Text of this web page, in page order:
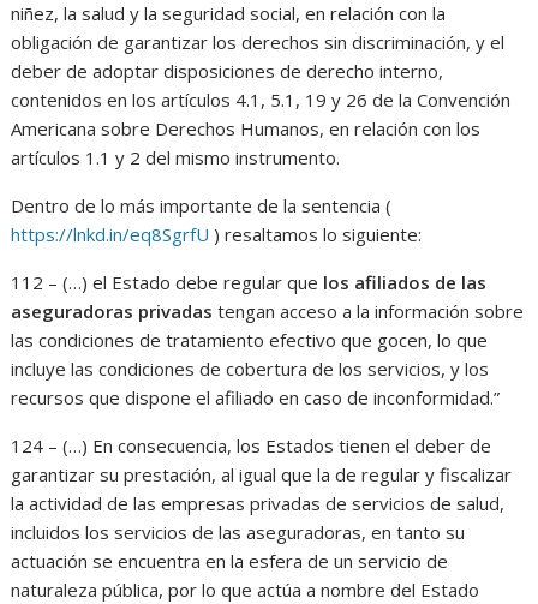
niñez, la salud y la seguridad social, en relación con la
obligación de garantizar los derechos sin discriminación, y el
deber de adoptar disposiciones de derecho interno,
contenidos en los artículos 4.1, 5.1, 19 y 26 de la Convención
Americana sobre Derechos Humanos, en relación con los
artículos 1.1 y 2 del mismo instrumento.
Dentro de lo más importante de la sentencia (
https://lnkd.in/eq8SgrfU ) resaltamos lo siguiente:
112 – (…) el Estado debe regular que los afiliados de las
aseguradoras privadas tengan acceso a la información sobre
las condiciones de tratamiento efectivo que gocen, lo que
incluye las condiciones de cobertura de los servicios, y los
recursos que dispone el afiliado en caso de inconformidad.”
124 – (…) En consecuencia, los Estados tienen el deber de
garantizar su prestación, al igual que la de regular y fiscalizar
la actividad de las empresas privadas de servicios de salud,
incluidos los servicios de las aseguradoras, en tanto su
actuación se encuentra en la esfera de un servicio de
naturaleza pública, por lo que actúa a nombre del Estado